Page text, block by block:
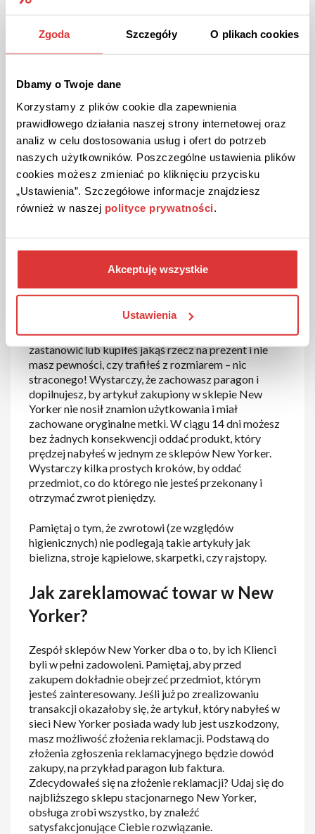
Zgoda Szczegóły O plikach cookies
Dbamy o Twoje dane
Korzystamy z plików cookie dla zapewnienia
prawidłowego działania naszej strony internetowej oraz
analiz w celu dostosowania usług i ofert do potrzeb
naszych użytkowników. Poszczególne ustawienia plików
cookies możesz zmieniać po kliknięciu przycisku
„Ustawienia”. Szczegółowe informacje znajdziesz
również w naszej polityce prywatności
Akceptuję wszystkie
Ustawienia
New Yorker?
Czy wiesz, że po zakupie w sklepie New Yorker
przymiarki? Jak to możliwe? Dzięki przejrzystej
polityce zwrotów. Jeśli czujesz, że musisz się
zastanowić lub kupiłeś jakąś rzecz na prezent i nie
masz pewności, czy trafiłeś z rozmiarem – nic
straconego! Wystarczy, że zachowasz paragon i
dopilnujesz, by artykuł zakupiony w sklepie New
Yorker nie nosił znamion użytkowania i miał
zachowane oryginalne metki. W ciągu 14 dni możesz
bez żadnych konsekwencji oddać produkt, który
prędzej nabyłeś w jednym ze sklepów New Yorker.
Wystarczy kilka prostych kroków, by oddać
przedmiot, co do którego nie jesteś przekonany i
otrzymać zwrot pieniędzy.
Pamiętaj o tym, że zwrotowi (ze względów
higienicznych) nie podlegają takie artykuły jak
bielizna, stroje kąpielowe, skarpetki, czy rajstopy.
Jak zareklamować towar w New
Yorker?
Zespół sklepów New Yorker dba o to, by ich Klienci
byli w pełni zadowoleni. Pamiętaj, aby przed
zakupem dokładnie obejrzeć przedmiot, którym
jesteś zainteresowany. Jeśli już po zrealizowaniu
transakcji okazałoby się, że artykuł, który nabyłeś w
sieci New Yorker posiada wady lub jest uszkodzony,
masz możliwość złożenia reklamacji. Podstawą do
złożenia zgłoszenia reklamacyjnego będzie dowód
zakupy, na przykład paragon lub faktura.
Zdecydowałeś się na złożenie reklamacji? Udaj się do
najbliższego sklepu stacjonarnego New Yorker,
obsługa zrobi wszystko, by znaleźć
satysfakcjonujące Ciebie rozwiązanie.